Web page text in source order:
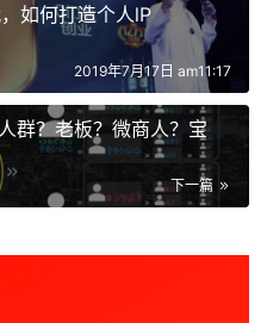
如何打造个人lP
2019年7月17日 am11:17
群？老板？微商人？宝
下一篇